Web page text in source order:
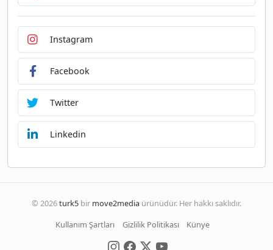
Instagram
Facebook
Twitter
Linkedin
© 2026turk5 bir move2media ürünüdür. Her hakkı saklıdır.
Kullanım Şartları
Gizlilik Politikası Künye